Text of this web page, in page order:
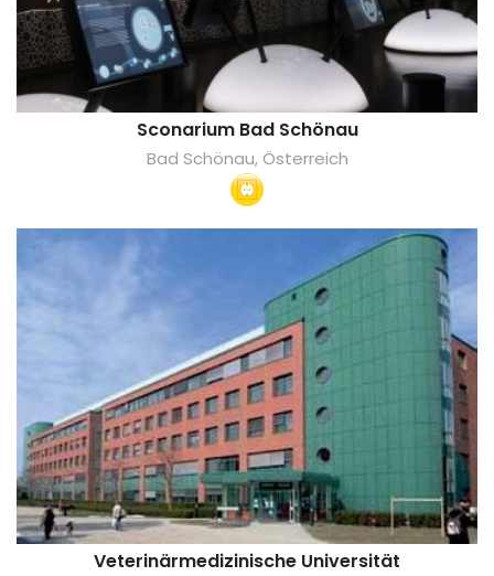
Sconarium Bad Schönau
Bad Schönau, Österreich
Veterinärmedizinische Universität